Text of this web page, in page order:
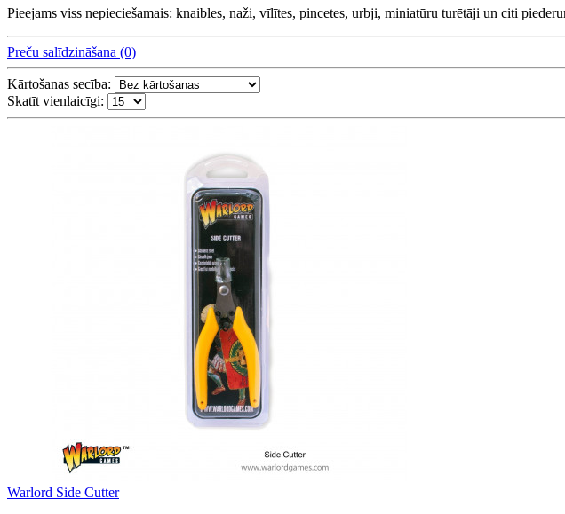
Pieejams viss nepieciešamais: knaibles, naži, vīlītes, pincetes, urbji, miniatūru turētāji un citi
Preču salīdzināšana (0)
Kārtošanas secība:
Skatīt vienlaicīgi:
Warlord Side Cutter